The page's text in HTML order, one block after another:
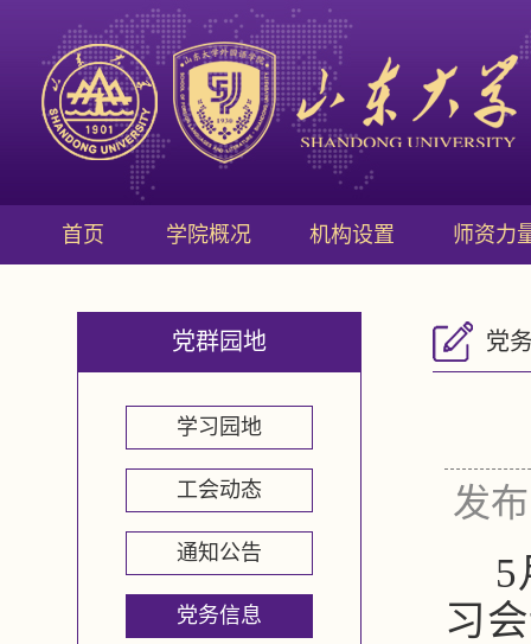
首页 学院概况 机构设置 师资力
党群园地
学习园地
工会动态
通知公告
党务信息
党
发
5
习